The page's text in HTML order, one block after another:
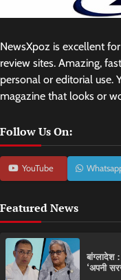
NewsXpoz is excellent
review sites. Amazing,
personal or editorial use.
magazine that looks or
Follow Us On:
YouTube
Featured News
बांग्लादेश
‘अपनी